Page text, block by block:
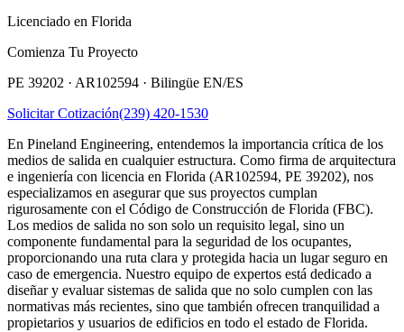
Licenciado en Florida
Comienza Tu Proyecto
PE 39202 · AR102594 · Bilingüe EN/ES
Solicitar Cotización(239) 420-1530
En Pineland Engineering, entendemos la importancia crítica de los
medios de salida en cualquier estructura. Como firma de arquitectura
e ingeniería con licencia en Florida (AR102594, PE 39202), nos
especializamos en asegurar que sus proyectos cumplan
rigurosamente con el Código de Construcción de Florida (FBC).
Los medios de salida no son solo un requisito legal, sino un
componente fundamental para la seguridad de los ocupantes,
proporcionando una ruta clara y protegida hacia un lugar seguro en
caso de emergencia. Nuestro equipo de expertos está dedicado a
diseñar y evaluar sistemas de salida que no solo cumplen con las
normativas más recientes, sino que también ofrecen tranquilidad a
propietarios y usuarios de edificios en todo el estado de Florida.